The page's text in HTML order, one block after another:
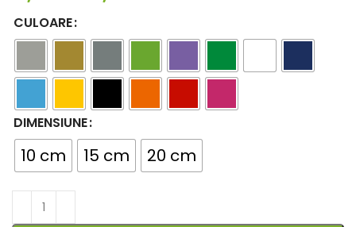
CULOARE
DIMENSIUNE
10 cm 15 cm 20 cm